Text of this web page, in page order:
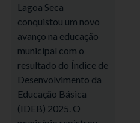
Lagoa Seca
conquistou um novo
avanço na educação
municipal com o
resultado do Índice de
Desenvolvimento da
Educação Básica
(IDEB) 2025. O